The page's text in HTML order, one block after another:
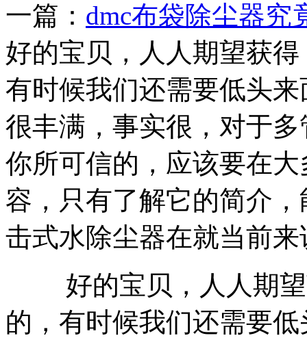
一篇： dmc布袋除尘器究
好的宝贝，人人期望获
有时候我们还需要低头
很丰满，事实很，对于
你所可信的，应该要在
容，只有了解它的简介
击式水除尘器在就当前来
好的宝贝，人人期望
的，有时候我们还需要